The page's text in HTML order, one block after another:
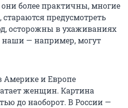
более практичны, многие
предусмотреть
осторожны в ухаживаниях
наши — например, могут
Америке и Европе
женщин. Картина
до наоборот. В России —